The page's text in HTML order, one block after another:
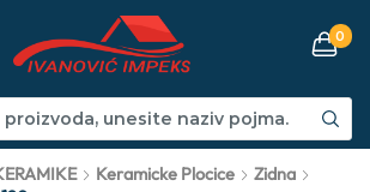
0
Keramicke Plocice
Zidna